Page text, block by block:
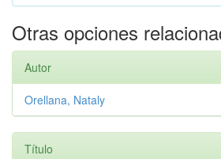
Otras opciones
Autor
Orellana, Nataly
Título